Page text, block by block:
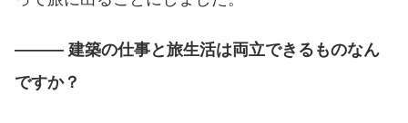
――― 建築の仕事と旅生活は両立できるものなん
ですか？